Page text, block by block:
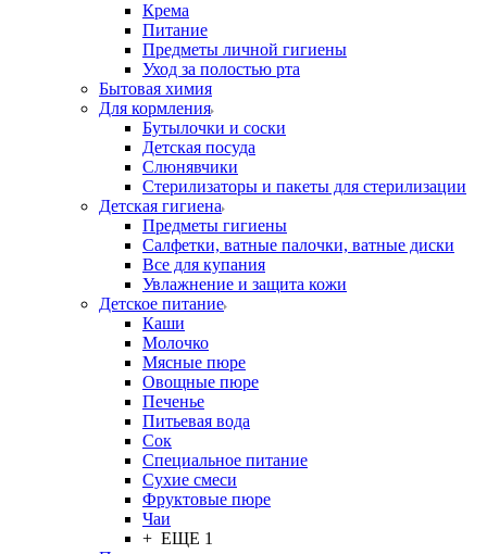
Крема
Питание
Предметы личной гигиены
Уход за полостью рта
Бытовая химия
Для кормления
Бутылочки и соски
Детская посуда
Слюнявчики
Стерилизаторы и пакеты для стерилизации
Детская гигиена
Предметы гигиены
Салфетки, ватные палочки, ватные диски
Все для купания
Увлажнение и защита кожи
Детское питание
Каши
Молочко
Мясные пюре
Овощные пюре
Печенье
Питьевая вода
Сок
Специальное питание
Сухие смеси
Фруктовые пюре
Чаи
+ ЕЩЕ 1